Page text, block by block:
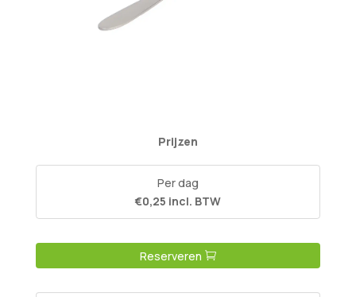
Prijzen
Per dag
€0,25 incl. BTW
Reserveren